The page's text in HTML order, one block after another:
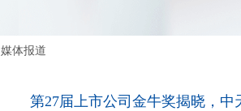
媒体报道
第27届上市公司金牛奖揭晓，中